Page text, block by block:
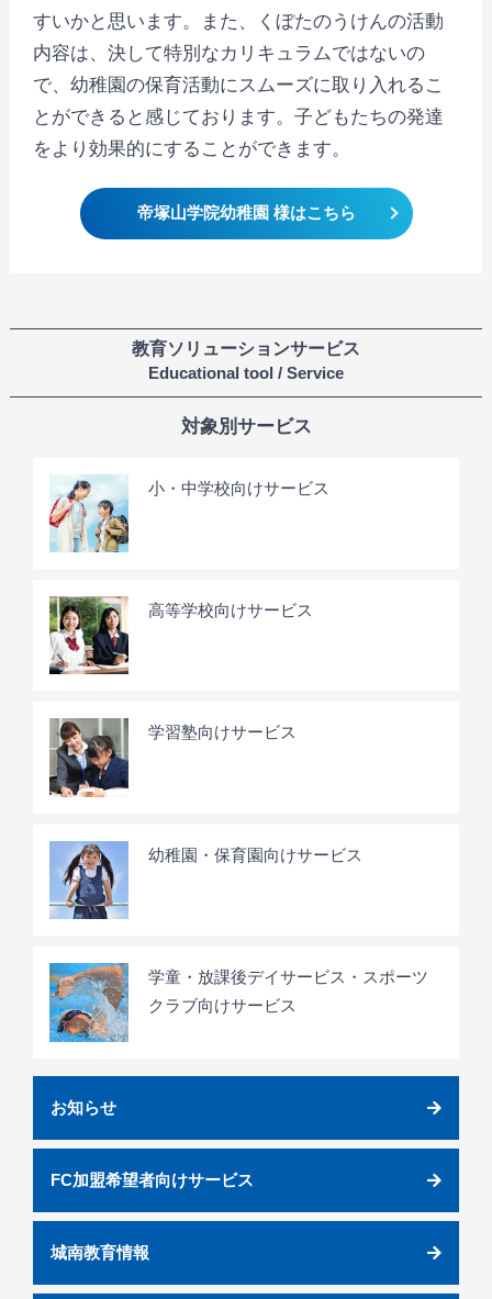
すいかと思います。また、くぼたのうけんの活動
内容は、決して特別なカリキュラムではないの
で、幼稚園の保育活動にスムーズに取り入れるこ
とができると感じております。子どもたちの発達
をより効果的にすることができます。
帝塚山学院幼稚園 様はこちら
教育ソリューションサービス
Educational tool / Service
対象別サービス
小・中学校向けサービス
高等学校向けサービス
学習塾向けサービス
幼稚園・保育園向けサービス
学童・放課後デイサービス・スポーツ
クラブ向けサービス
お知らせ
FC加盟希望者向けサービス
城南教育情報